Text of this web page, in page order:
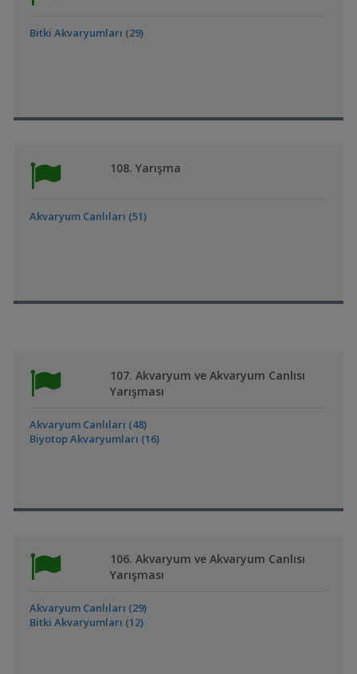
Bitki Akvaryumları (29)
108. Yarışma
Akvaryum Canlıları (51)
107. Akvaryum ve Akvaryum Canlısı
Yarışması
Akvaryum Canlıları (48)
Biyotop Akvaryumları (16)
106. Akvaryum ve Akvaryum Canlısı
Yarışması
Akvaryum Canlıları (29)
Bitki Akvaryumları (12)